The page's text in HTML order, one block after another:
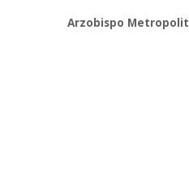
Arzobispo